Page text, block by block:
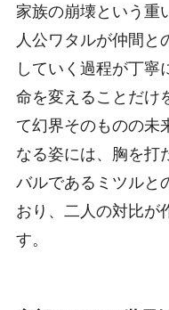
家族の崩壊という重
人公ワタルが仲間と
していく過程が丁寧
命を変えることだけ
て幻界そのものの未
なる姿には、胸を打
バルであるミツルと
おり、二人の対比が
す。